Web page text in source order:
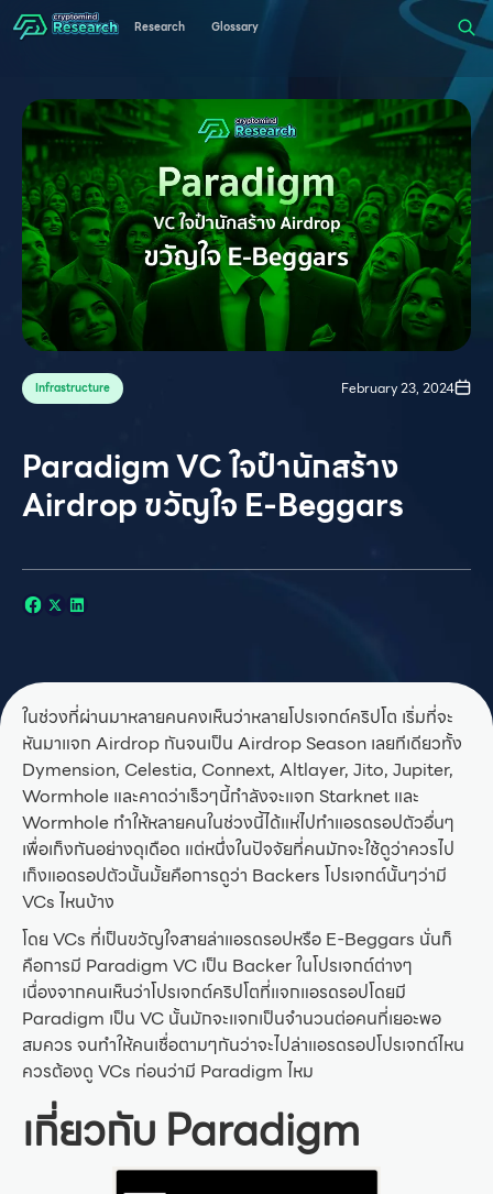
Research Glossary
Infrastructure February 23, 2024
Paradigm VC ใจป๋านักสร้าง
Airdrop ขวัญใจ E-Beggars
ในช่วงที่ผ่านมาหลายคนคงเห็นว่าหลายโปรเจกต์คริปโต เริ่มที่จะ
หันมาแจก Airdrop กันจนเป็น Airdrop Season เลยทีเดียวทั้ง
Dymension, Celestia, Connext, Altlayer, Jito, Jupiter,
Wormhole และคาดว่าเร็วๆนี้กำลังจะแจก Starknet และ
Wormhole ทำให้หลายคนในช่วงนี้ได้แห่ไปทำแอรดรอปตัวอื่นๆ
เพื่อเก็งกันอย่างดุเดือด แต่หนึ่งในปัจจัยที่คนมักจะใช้ดูว่าควรไป
เก็งแอดรอปตัวนั้นมั้ยคือการดูว่า Backers โปรเจกต์นั้นๆว่ามี
VCs ไหนบ้าง
โดย VCs ที่เป็นขวัญใจสายล่าแอรดรอปหรือ E-Beggars นั่นก็
คือการมี Paradigm VC เป็น Backer ในโปรเจกต์ต่างๆ
เนื่องจากคนเห็นว่าโปรเจกต์คริปโตที่แจกแอรดรอปโดยมี
Paradigm เป็น VC นั้นมักจะแจกเป็นจำนวนต่อคนที่เยอะพอ
สมควร จนทำให้คนเชื่อตามๆกันว่าจะไปล่าแอรดรอปโปรเจกต์ไหน
ควรต้องดู VCs ก่อนว่ามี Paradigm ไหม
เกี่ยวกับ Paradigm